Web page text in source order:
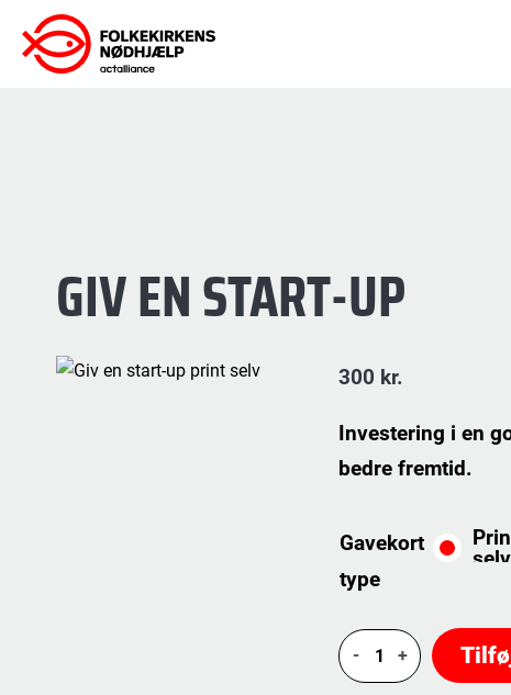
Gå
til
indhold
GIV EN START-UP
300 kr.
Investering i en
bedre fremtid.
Gavekort
type
selv
Giv
en